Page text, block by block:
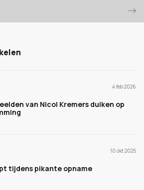
4 feb 2026
van Nicol Kremers duiken op
10 okt 2025
tijdens pikante opname